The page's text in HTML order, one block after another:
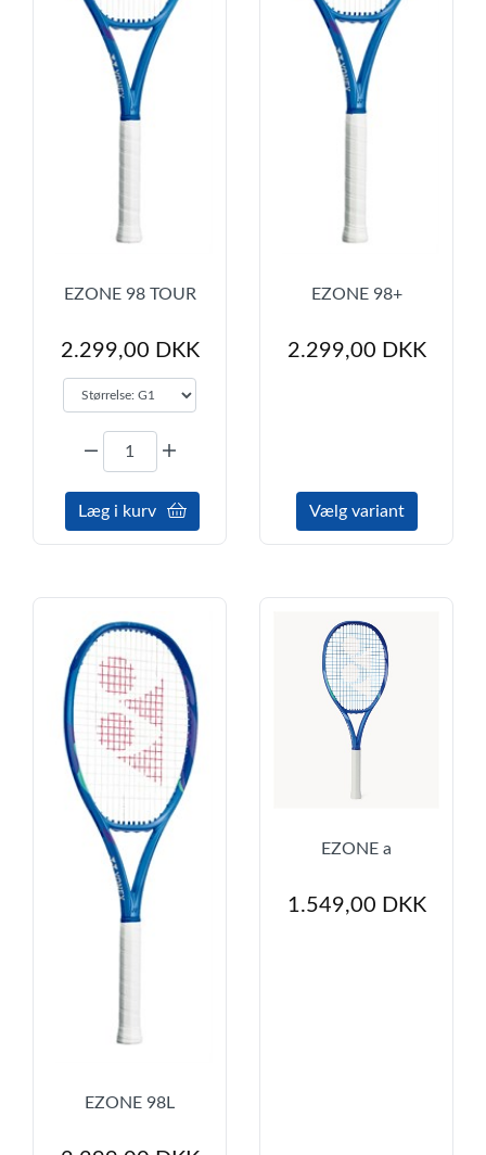
EZONE 98 TOUR
2.299,00 DKK
Læg i kurv
EZONE 98+
2.299,00 DKK
Vælg variant
EZONE 98L
EZONE a
1.549,00 DKK